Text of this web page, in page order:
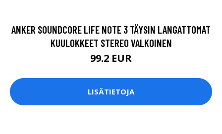
ANKER SOUNDCORE LIFE NOTE 3 TÄYSIN LANGATTOMAT
KUULOKKEET STEREO VALKOINEN
99.2 EUR
LISÄTIETOJA